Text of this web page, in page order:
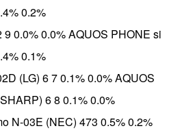
0.2%
9 0.0% 0.0% AQUOS PHONE si
0.1%
(LG) 6 7 0.1% 0.0% AQUOS
6 8 0.1% 0.0%
N-03E (NEC) 473 0.5% 0.2%